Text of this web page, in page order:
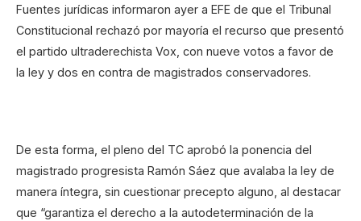
Fuentes jurídicas informaron ayer a EFE de que el Tribunal
Constitucional rechazó por mayoría el recurso que presentó
el partido ultraderechista Vox, con nueve votos a favor de
la ley y dos en contra de magistrados conservadores.
De esta forma, el pleno del TC aprobó la ponencia del
magistrado progresista Ramón Sáez que avalaba la ley de
manera íntegra, sin cuestionar precepto alguno, al destacar
que “garantiza el derecho a la autodeterminación de la